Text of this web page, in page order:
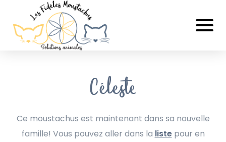
Céleste
Ce moustachus est maintenant dans sa nouvelle
famille! Vous pouvez aller dans la listepour en